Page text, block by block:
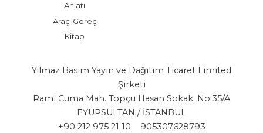
Anlatı
Araç-Gereç
Kitap
Yılmaz Basım Yayın ve Dağıtım Ticaret Limited
Şirketi
Rami Cuma Mah. Topçu Hasan Sokak. No:35/A
EYÜPSULTAN / İSTANBUL
+90 212 975 21 10
905307628793